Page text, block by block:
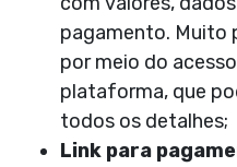
pagamento. Muito
por meio do
plataforma, que
todos os detalhes;
Link para